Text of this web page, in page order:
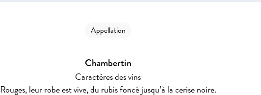
Appellation
Chambertin
Caractères des vins
Rouges, leur robe est vive, du rubis foncé jusqu’à la cerise noire.